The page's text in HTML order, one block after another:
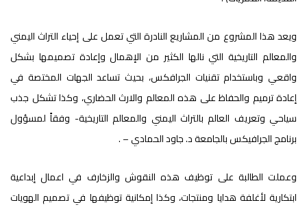
ويعد هذا المشروع من المشاريع النادرة التي تعمل على إحياء التراث اليمني
والمعالم التاريخية التي نالها الكثير من الإهمال وإعادة تصميمها بشكل
واقعي وباستخدام تقنيات الجرافكس، بحيث تساعد الجهات المختصة في
إعادة ترميم والحفاظ على هذه المعالم والارث الحضاري، وكذا تشكل جذب
سياحي وتعريف العالم بالتراث اليمني والمعالم التاريخية- وفقاً لمسؤول
برنامج الجرافيكس بالجامعة د. جاود الحمادي – .
وعملت الطالبة على توظيف هذه النقوش والزخارف في اعمال إبداعية
ابتكارية لأغلفة هدايا ومنتجات، وكذا إمكانية توظيفها في تصميم الهويات